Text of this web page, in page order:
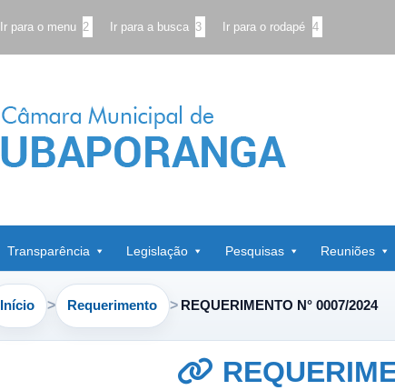
Ir para o menu 2 Ir para a busca 3 Ir para o rodapé 4
Transparência Legislação Pesquisas Reuniões
Início Requerimento REQUERIMENTO N° 0007/2024